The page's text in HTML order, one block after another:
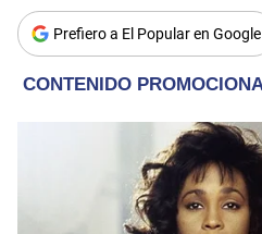
Prefiero a El Popular en Google